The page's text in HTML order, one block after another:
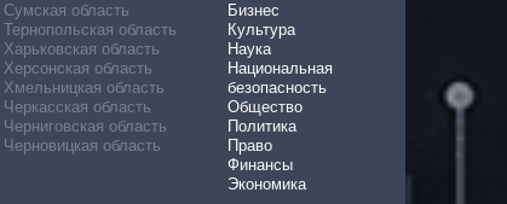
Сумская область
Тернопольская область
Харьковская область
Херсонская область
Хмельницкая область
Черкасская область
Черниговская область
Черновицкая область
Бизнес
Культура
Наука
Национальная
безопасность
Общество
Политика
Право
Финансы
Экономика